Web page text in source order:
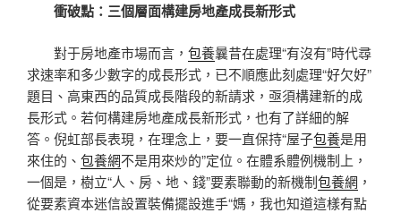
衝破點：三個層面構建房地產成長新形式
對于房地產市場而言， 包養曩昔在處理“有沒有”時代尋
求速率和多少數字的成長形式，已不順應此刻處理“好欠好”
題目、高東西的品質成長階段的新請求，亟須構建新的成
長形式。若何構建房地產成長新形式，也有了詳細的解
答。倪虹部長表現，在理念上，要一直保持“屋子包養是用
來住的、 包養網不是用來炒的”定位。在體系體例機制上，
一個是，樹立“人、房、地、錢”要素聯動的新機制包養網 ，
從要素資本迷信設置裝備擺設進手“媽，我也知道這樣有點